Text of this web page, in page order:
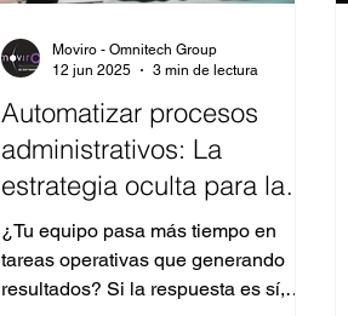
Automatizar procesos
administrativos: La
estrategia oculta para la
eficiencia operativa sin
contratar más personal
¿Tu equipo pasa más tiempo en
tareas operativas que generando
resultados? Si la respuesta es sí,
Moviro - Omnitech Group
12 jun 2025
3 min de lectura